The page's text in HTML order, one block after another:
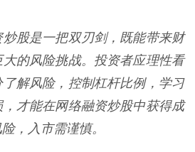
股是一把双刃剑，既能带来财
的风险挑战。投资者应理性看
解风险，控制杠杆比例，学习
才能在网络融资炒股中获得成
，入市需谨慎。